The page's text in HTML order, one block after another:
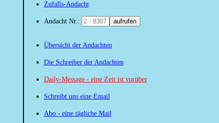
Zufalls-Andacht
Andacht Nr.: aufrufen
Übersicht der Andachten
Die Schreiber der Andachten
Daily-Message - eine Zeit ist vorüber
Schreibt uns eine Email
Abo - eine tägliche Mail